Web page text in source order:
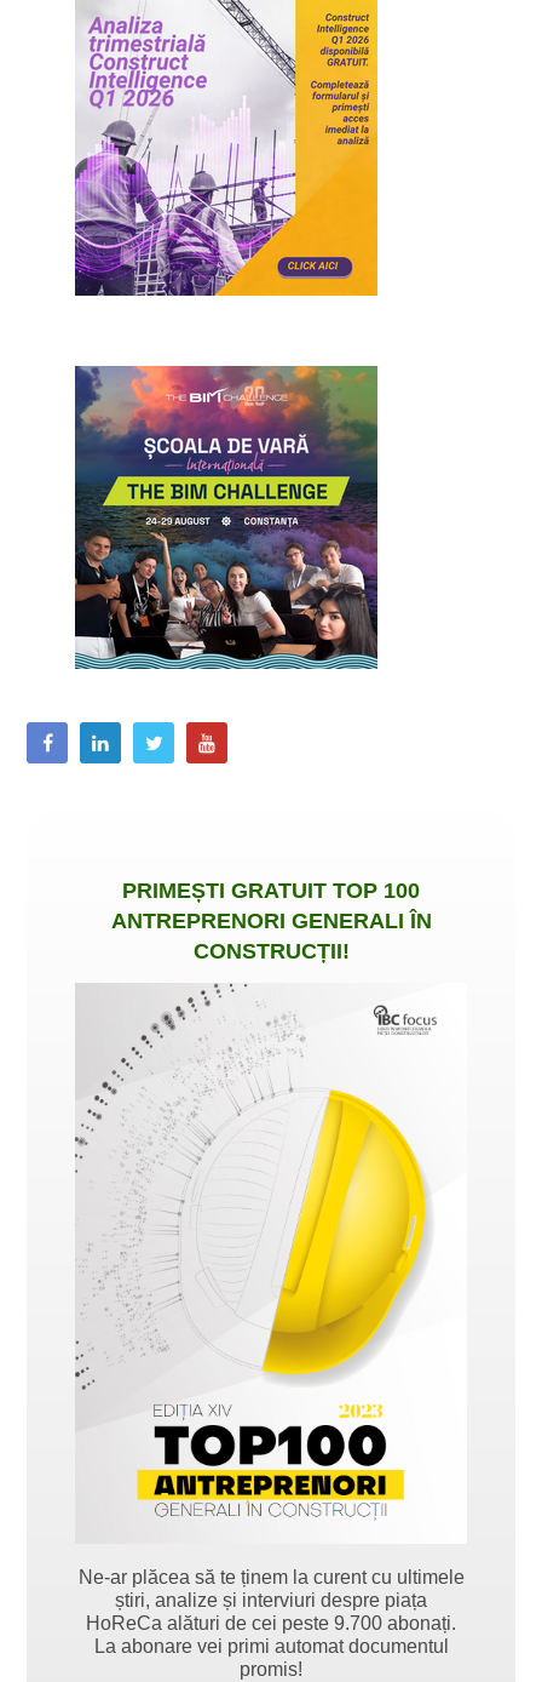
PRIMEȘTI GRATUIT TOP 100
ANTREPRENORI GENERALI ÎN
CONSTRUCȚII!
Ne-ar plăcea să te ținem la curent cu ultimele
știri, analize și interviuri despre piața
HoReCa alături de cei peste 9.700 abonați.
La abonare vei primi automat documentul
promis!